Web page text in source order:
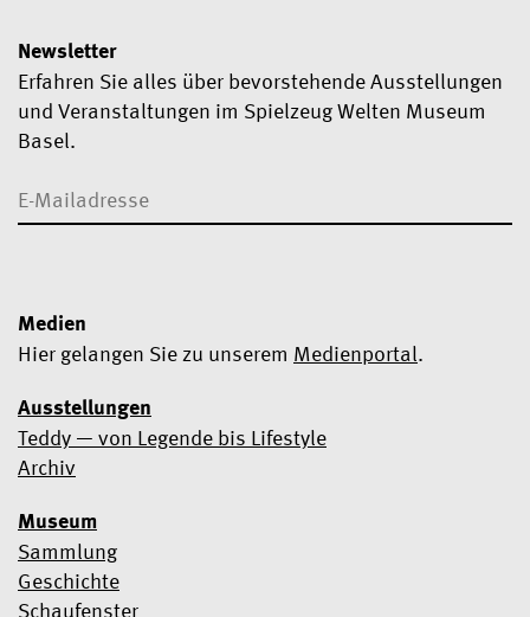
Ausstellungen
Teddy — von Legende bis Lifestyle
Archiv
Museum
Sammlung
Geschichte
Schaufenster
Newsletter
Erfahren Sie alles über bevorstehende Ausstellungen
und Veranstaltungen im Spielzeug Welten Museum
Basel.
Ja, ich möchte den Newsletter abonnieren
klicken, um sich anzumelden, erklären Sie sich damit
einverstanden, dass Ihre Daten zur Verarbeitung an Mailchimp
übermittelt werden.
Datenschutzpraktiken von Mailchimp
Medien
Hier gelangen Sie zu unserem Medienportal.